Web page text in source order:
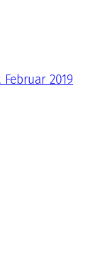
Februar 2019